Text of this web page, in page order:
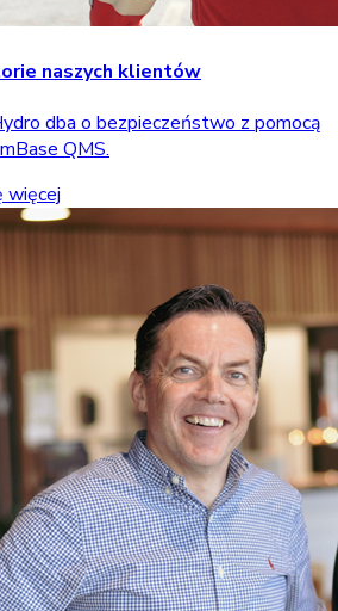
naszych klientów
dba o bezpieczeństwo z pomocą
QMS.
więcej